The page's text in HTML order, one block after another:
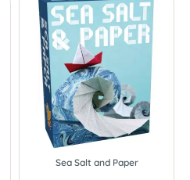
Sea Salt and Paper